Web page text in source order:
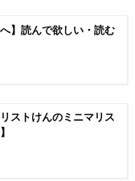
】読んで欲しい・読む
ストけんのミニマリス